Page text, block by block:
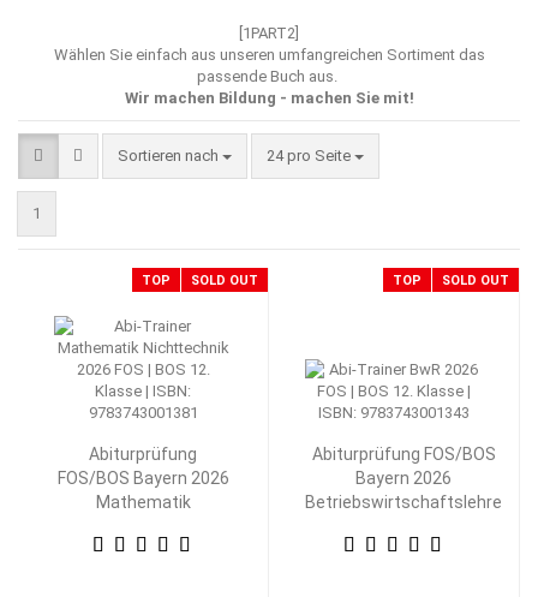
[1PART2]
Wählen Sie einfach aus unseren umfangreichen Sortiment das
passende Buch aus.
Wir machen Bildung - machen Sie mit!
Sortieren nach
Sortieren nach 24 pro Seite
pro Seite
1
TOP SOLD OUT
Abiturprüfung
FOS/BOS Bayern 2026
Mathematik
Klasse
TOP SOLD OUT
Abiturprüfung FOS/BOS
Bayern 2026
Betriebswirtschaftslehre
Klasse